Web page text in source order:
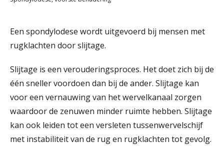
Een spondylodese wordt uitgevoerd bij mensen met
rugklachten door slijtage.
Slijtage is een verouderingsproces. Het doet zich bij de
één sneller voordoen dan bij de ander. Slijtage kan
voor een vernauwing van het wervelkanaal zorgen
waardoor de zenuwen minder ruimte hebben. Slijtage
kan ook leiden tot een versleten tussenwervelschijf
met instabiliteit van de rug en rugklachten tot gevolg.